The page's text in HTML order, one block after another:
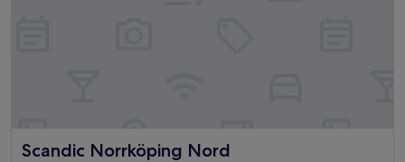
Scandic Norrköping Nord
Scandic Norrköping Nord